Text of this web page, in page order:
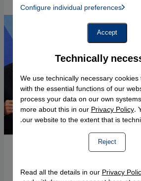
لؤي المدهون أن حزب
Technically
We use technically necessary
with the essential functions of our
process your data on our own
more about this in ourPrivacy Policy.
our website to the extent that is
Reject
Instagram Embed, Twitter Embed,
Facebook Embed /
Google
Configure individual preferences
Accept
Read all the details in ourPrivacy